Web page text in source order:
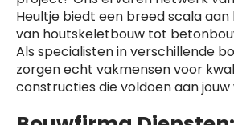
Heultje biedt een breed scala aan
van houtskeletbouw tot
Als specialisten in verschillende
zorgen echt vakmensen voor
constructies die voldoen aan jouw